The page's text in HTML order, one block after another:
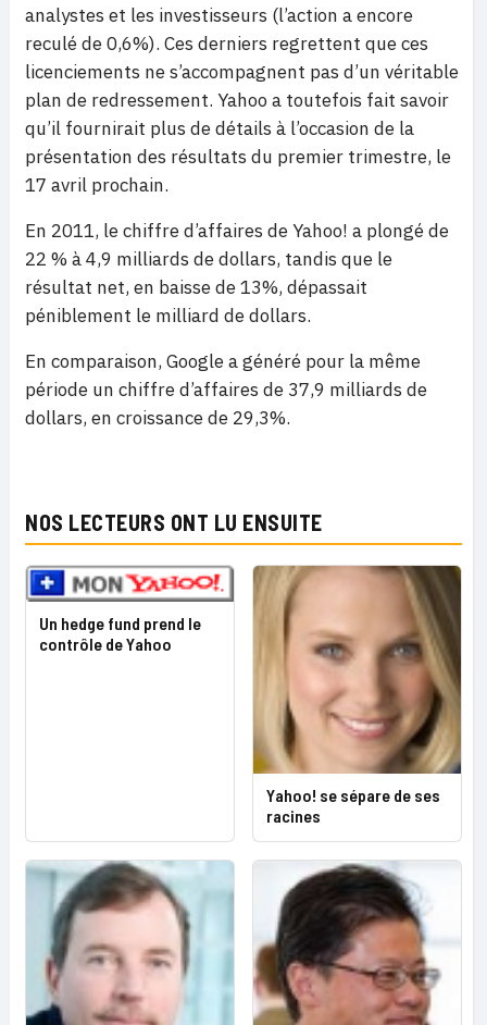
analystes et les investisseurs (l’action a encore
reculé de 0,6%). Ces derniers regrettent que ces
licenciements ne s’accompagnent pas d’un véritable
plan de redressement. Yahoo a toutefois fait savoir
qu’il fournirait plus de détails à l’occasion de la
présentation des résultats du premier trimestre, le
17 avril prochain.
En 2011, le chiffre d’affaires de Yahoo! a plongé de
22 % à 4,9 milliards de dollars, tandis que le
résultat net, en baisse de 13%, dépassait
péniblement le milliard de dollars.
En comparaison, Google a généré pour la même
période un chiffre d’affaires de 37,9 milliards de
dollars, en croissance de 29,3%.
NOS LECTEURS ONT LU ENSUITE
Un hedge fund prend le
contrôle de Yahoo
Yahoo! se sépare de ses
racines